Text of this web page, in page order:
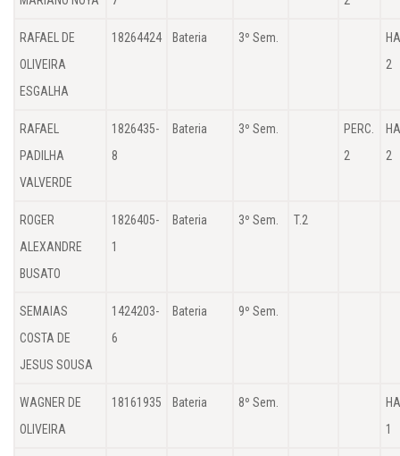
RAFAEL DE
OLIVEIRA
ESGALHA
18264424 Bateria 3º Sem.
2
RAFAEL
PADILHA
VALVERDE
1826435-
8
Bateria 3º Sem.
PERC.
2
2
ROGER
ALEXANDRE
BUSATO
1826405-
1
Bateria 3º Sem. T.2
SEMAIAS
COSTA DE
JESUS SOUSA
1424203-
6
Bateria 9º Sem.
WAGNER DE
OLIVEIRA
18161935 Bateria 8º Sem.
1